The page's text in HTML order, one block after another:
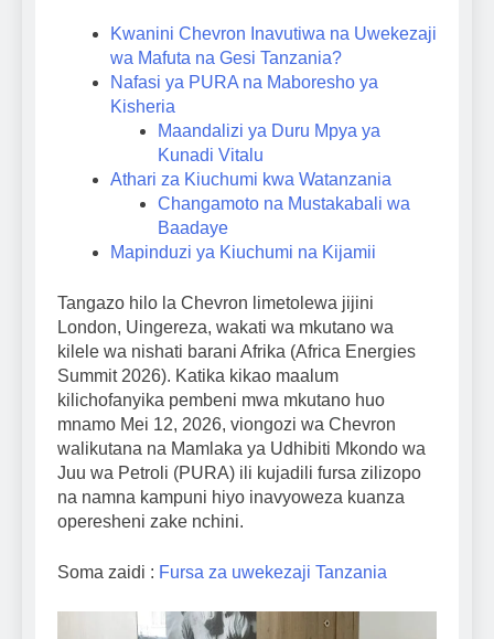
Kwanini Chevron Inavutiwa na Uwekezaji
wa Mafuta na Gesi Tanzania?
Nafasi ya PURA na Maboresho ya
Kisheria
Maandalizi ya Duru Mpya ya
Kunadi Vitalu
Athari za Kiuchumi kwa Watanzania
Changamoto na Mustakabali wa
Baadaye
Mapinduzi ya Kiuchumi na Kijamii
Tangazo hilo la Chevron limetolewa jijini
London, Uingereza, wakati wa mkutano wa
kilele wa nishati barani Afrika (Africa Energies
Summit 2026). Katika kikao maalum
kilichofanyika pembeni mwa mkutano huo
mnamo Mei 12, 2026, viongozi wa Chevron
walikutana na Mamlaka ya Udhibiti Mkondo wa
Juu wa Petroli (PURA) ili kujadili fursa zilizopo
na namna kampuni hiyo inavyoweza kuanza
operesheni zake nchini.
Soma zaidi : Fursa za uwekezaji Tanzania